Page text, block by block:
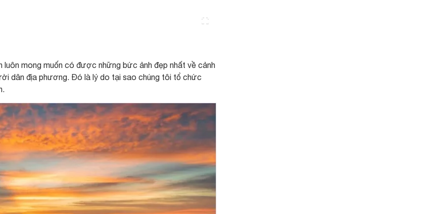
luôn mong muốn có được những bức ảnh đẹp nhất về cảnh
dân địa phương. Đó là lý do tại sao chúng tôi tổ chức